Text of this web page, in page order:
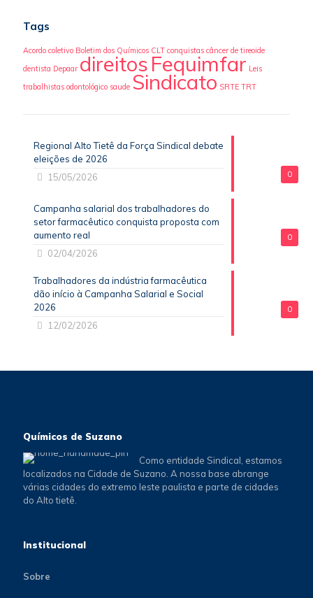
Tags
Acordo coletivo Boletim dos Químicos CLT conquistas câncer de tireoide
dentista Depaar direitosFequimfar Leis
trabalhistas odontológico saude Sindicato SRTE TRT
0
Regional Alto Tietê da Força Sindical debate
eleições de 2026
15/05/2026
0
Campanha salarial dos trabalhadores do
setor farmacêutico conquista proposta com
aumento real
02/04/2026
0
Trabalhadores da indústria farmacêutica
dão início à Campanha Salarial e Social
2026
12/02/2026
Químicos de Suzano
Como entidade Sindical, estamos
localizados na Cidade de Suzano. A nossa base abrange
várias cidades do extremo leste paulista e parte de cidades
do Alto tietê.
Institucional
Sobre